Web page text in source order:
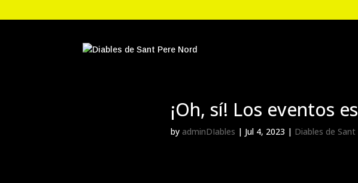
¡Oh, sí! Los eventos
by adminDIables | Jul 4, 2023 | Diables de